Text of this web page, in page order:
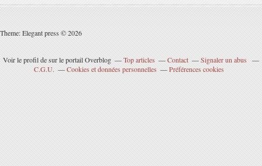
Theme: Elegant press © 2026
Voir le profil desur le portail Overblog Top articles Contact
Signaler un abus
C.G.U.
Cookies et données personnelles Préférences cookies